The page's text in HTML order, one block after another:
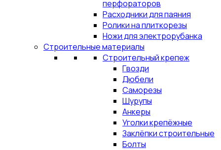
перфораторов
Расходники для паяния
Ролики на плиткорезы
Ножи для электрорубанка
Строительные материалы
Строительный крепеж
Гвозди
Дюбели
Саморезы
Шурупы
Анкеры
Уголки крепёжные
Заклёпки строительные
Болты